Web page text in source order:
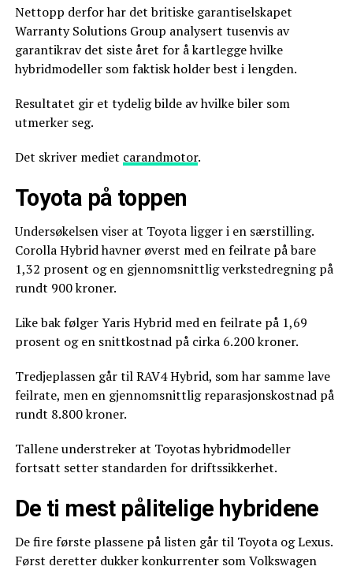
Nettopp derfor har det britiske garantiselskapet
Warranty Solutions Group analysert tusenvis av
garantikrav det siste året for å kartlegge hvilke
hybridmodeller som faktisk holder best i lengden.
Resultatet gir et tydelig bilde av hvilke biler som
utmerker seg.
Det skriver mediet carandmotor.
Toyota på toppen
Undersøkelsen viser at Toyota ligger i en særstilling.
Corolla Hybrid havner øverst med en feilrate på bare
1,32 prosent og en gjennomsnittlig verkstedregning på
rundt 900 kroner.
Like bak følger Yaris Hybrid med en feilrate på 1,69
prosent og en snittkostnad på cirka 6.200 kroner.
Tredjeplassen går til RAV4 Hybrid, som har samme lave
feilrate, men en gjennomsnittlig reparasjonskostnad på
rundt 8.800 kroner.
Tallene understreker at Toyotas hybridmodeller
fortsatt setter standarden for driftssikkerhet.
De ti mest pålitelige hybridene
De fire første plassene på listen går til Toyota og Lexus.
Først deretter dukker konkurrenter som Volkswagen